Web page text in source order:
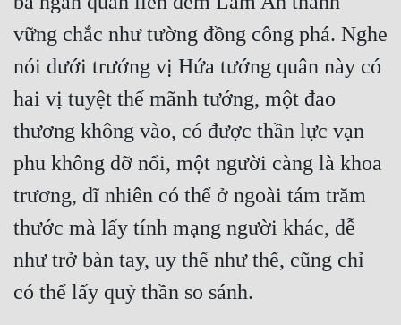
vững chắc như tường đồng công phá. Nghe
nói dưới trướng vị Hứa tướng quân này có
hai vị tuyệt thế mãnh tướng, một đao
thương không vào, có được thần lực vạn
phu không đỡ nổi, một người càng là khoa
trương, dĩ nhiên có thể ở ngoài tám trăm
thước mà lấy tính mạng người khác, dễ
như trở bàn tay, uy thế như thế, cũng chỉ
có thể lấy quỷ thần so sánh.